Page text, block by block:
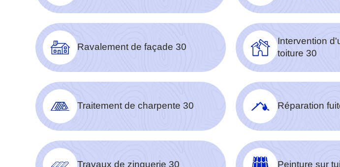
Ravalement de façade 30
Intervention
toiture 30
Traitement de charpente 30 Réparation
Travaux de zinguerie 30 Peinture sur